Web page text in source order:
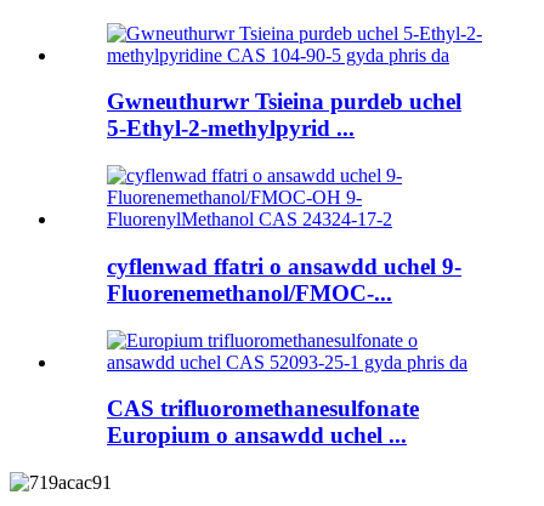
Gwneuthurwr Tsieina purdeb uchel
5-Ethyl-2-methylpyrid ...
cyflenwad ffatri o ansawdd uchel 9-
Fluorenemethanol/FMOC-...
CAS trifluoromethanesulfonate
Europium o ansawdd uchel ...